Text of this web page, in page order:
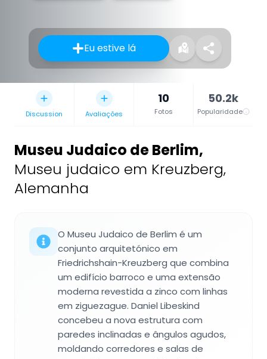
Eu estive lá
Discussion Avaliações
10
Fotos
50.2k
Popularidade
Museu Judaico de Berlim,
Museu judaico em Kreuzberg,
Alemanha
O Museu Judaico de Berlim é um
conjunto arquitetónico em
Friedrichshain-Kreuzberg que combina
um edifício barroco e uma extensão
moderna revestida a zinco com linhas
em ziguezague. Daniel Libeskind
concebeu a nova estrutura com
paredes inclinadas e ângulos agudos,
moldando corredores e salas de